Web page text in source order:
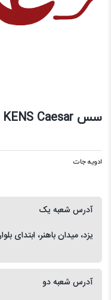
سس KENS Caesar
ادویه جات
آدرس شعبه یک
یزد، میدان باهنر، ابتدای
آدرس شعبه دو